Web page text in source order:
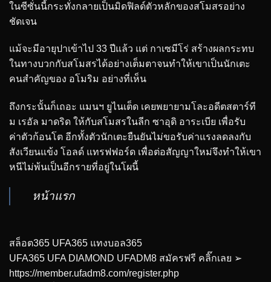
ในซีซั่นนี้กระทั่งกลายเป็นมิดฟิลด์ตัวหลักของสโมสรอย่าง
ชัดเจน
แม้จะมีอายุปาเข้าไป 33 ปีแล้ว แต่ กาเซมีโร่ สร้างผลกระทบ
ในทางบวกกับสโมสรได้อย่างเต็มตาจนทำให้เขาเป็นนักเตะ
คนสำคัญของ อโมริม อย่างที่เห็น
ถึงกระนั้นก็เถอะ แมนฯ ยูไนเต็ด เคยพยายามโละอดีตสตาร์ที
ม เรอัล มาดริด ให้กับสโมสรในลีก ซาอุดิ อาระเบีย เพื่อรับ
ค่าตัวก้อนโต อีกทั้งตัวนักเตะยืนยันไม่ขอรับค่าแรงลดลงกับ
สังเวียนแข้ง โอลด์ แทรฟฟอร์ด เพื่อต่อสัญญาใหม่จึงทำให้เขา
หนีไม่พ้นเป็นอีกรายที่อยู่ในโผนี้
หน้าแรก
สล็อต365 UFA365 แทงบอล365
UFA365 UFA DIAMOND UFADM8 สมัครฟรี คลิ๊กเลย ➢
https://member.ufadm8.com/register.php